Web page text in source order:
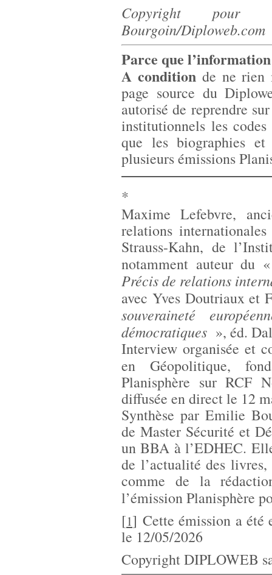
Copyright
Bourgoin/Diploweb.com
Parce que
A conditionde ne rien
page source du
autorisé de reprendre
institutionnels les
que les biographies
plusieurs émissions
*
Maxime Lefebvre,
relations
Strauss-Kahn, de
notamment auteur du
Précis de relations
avec Yves Doutriaux
souveraineté
démocratiques », éd.
Interview organisée et
en Géopolitique,
Planisphère sur RCF
diffusée en direct le 12
Synthèse par Emilie
de Master Sécurité et
un BBA à l’EDHEC.
de l’actualité des
comme de la
l’émission Planisphère
[1]Cette émission a été
le 12/05/2026
Copyright DIPLOWEB